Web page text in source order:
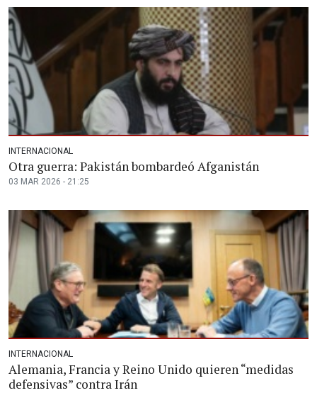
INTERNACIONAL
Otra guerra: Pakistán bombardeó Afganistán
03 MAR 2026 - 21:25
INTERNACIONAL
Alemania, Francia y Reino Unido quieren “medidas
defensivas” contra Irán